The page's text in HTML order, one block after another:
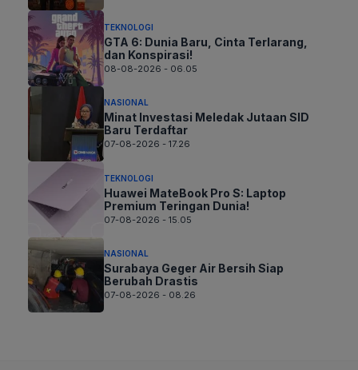
TEKNOLOGI
GTA 6: Dunia Baru, Cinta Terlarang,
dan Konspirasi!
08-08-2026 - 06.05
NASIONAL
Minat Investasi Meledak Jutaan SID
Baru Terdaftar
07-08-2026 - 17.26
TEKNOLOGI
Huawei MateBook Pro S: Laptop
Premium Teringan Dunia!
07-08-2026 - 15.05
NASIONAL
Surabaya Geger Air Bersih Siap
Berubah Drastis
07-08-2026 - 08.26